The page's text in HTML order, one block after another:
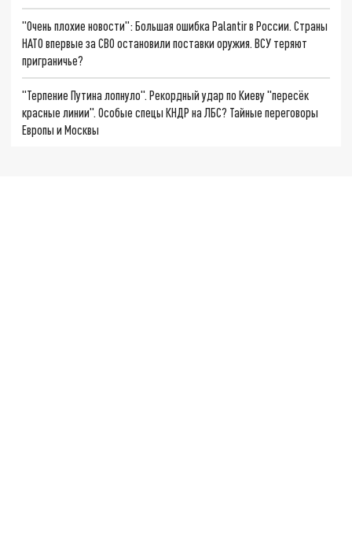
"Очень плохие новости": Большая ошибка Palantir в России. Страны
НАТО впервые за СВО остановили поставки оружия. ВСУ теряют
приграничье?
"Терпение Путина лопнуло". Рекордный удар по Киеву "пересёк
красные линии". Особые спецы КНДР на ЛБС? Тайные переговоры
Европы и Москвы